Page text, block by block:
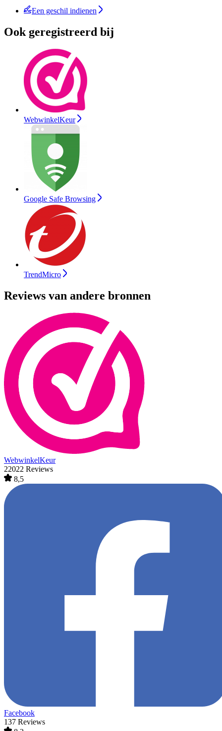
Een geschil indienen
Ook geregistreerd bij
WebwinkelKeur
Google Safe Browsing
TrendMicro
Reviews van andere bronnen
WebwinkelKeur
22022 Reviews
8,5
Facebook
137 Reviews